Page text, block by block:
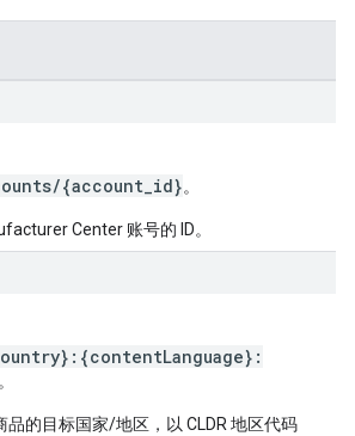
{account_id}。
Center 账号的 ID。
品的目标国家/地区，以 CLDR 地区代码